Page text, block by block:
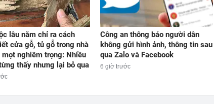
lâu năm chỉ ra cách
cửa gỗ, tủ gỗ trong nhà
mọt nghiêm trọng: Nhiều
thấy nhưng lại bỏ qua
Công an thông báo người dân
không gửi hình ảnh, thông tin sau
qua Zalo và Facebook
6 giờ trước